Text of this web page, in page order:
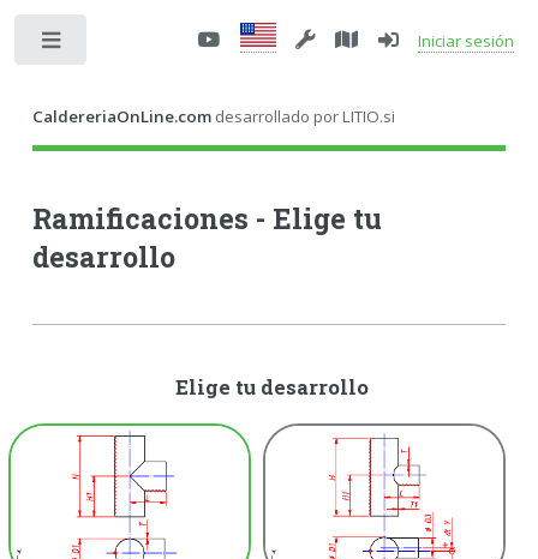
CaldereriaOnLine.comdesarrollado por LITIO.si
Iniciar sesión
Ramificaciones - Elige tu
desarrollo
Elige tu desarrollo